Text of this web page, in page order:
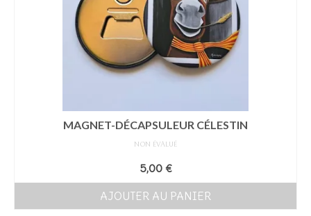
MAGNET-DÉCAPSULEUR CÉLESTIN
NON ÉVALUÉ
5,00 €
AJOUTER AU PANIER